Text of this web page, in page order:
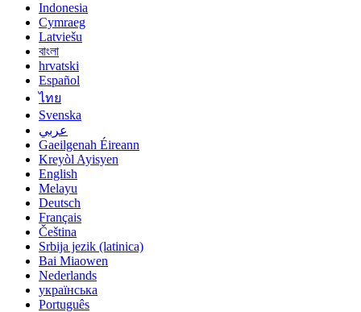
Indonesia
Cymraeg
Latviešu
বাংলা
hrvatski
Español
ไทย
Svenska
عربي
Gaeilgenah Éireann
Kreyòl Ayisyen
English
Melayu
Deutsch
Français
Čeština
Srbija jezik (latinica)
Bai Miaowen
Nederlands
українська
Português